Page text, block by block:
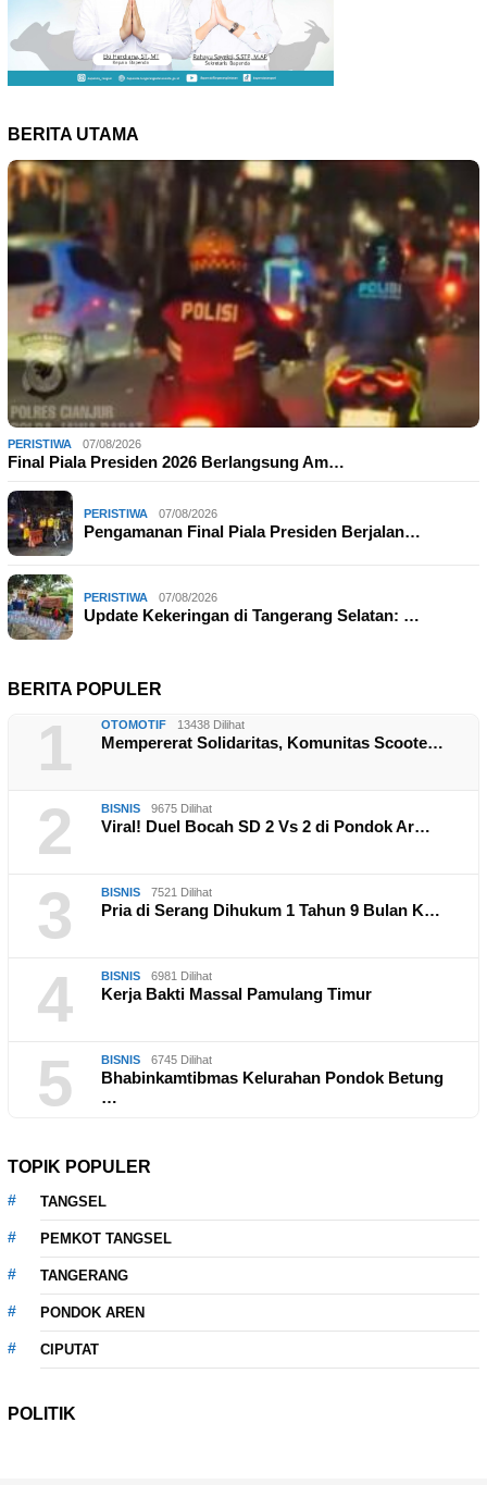
BERITA UTAMA
PERISTIWA 07/08/2026
Final Piala Presiden 2026 Berlangsung Am…
PERISTIWA 07/08/2026
Pengamanan Final Piala Presiden Berjalan…
PERISTIWA 07/08/2026
Update Kekeringan di Tangerang Selatan: …
BERITA POPULER
1 OTOMOTIF 13438 Dilihat
Mempererat Solidaritas, Komunitas Scoote…
2 BISNIS 9675 Dilihat
Viral! Duel Bocah SD 2 Vs 2 di Pondok Ar…
3 BISNIS 7521 Dilihat
Pria di Serang Dihukum 1 Tahun 9 Bulan K…
4 BISNIS 6981 Dilihat
Kerja Bakti Massal Pamulang Timur
5 BISNIS 6745 Dilihat
Bhabinkamtibmas Kelurahan Pondok Betung
…
TOPIK POPULER
TANGSEL
PEMKOT TANGSEL
TANGERANG
PONDOK AREN
CIPUTAT
POLITIK